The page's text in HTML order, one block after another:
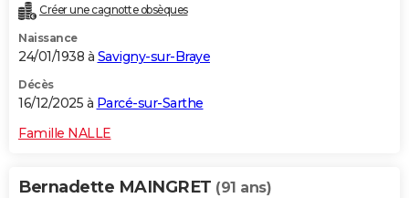
Créer une cagnotte obsèques
Naissance
24/01/1938 à Savigny-sur-Braye
Décès
16/12/2025 à Parcé-sur-Sarthe
Famille NALLE
Bernadette MAINGRET (91 ans)